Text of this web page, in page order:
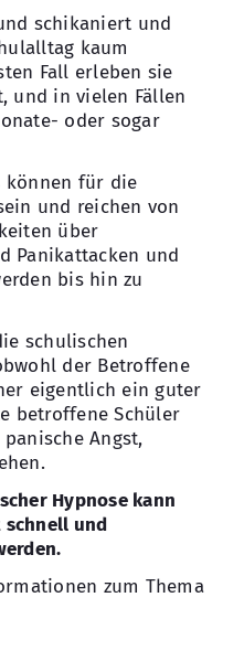
schikaniert und
kaum
Fall erleben sie
und in vielen Fällen
oder sogar
können für die
und reichen von
über
Panikattacken und
bis hin zu
schulischen
der Betroffene
eigentlich ein guter
betroffene Schüler
Angst,
Hypnose kann
schnell und
zum Thema